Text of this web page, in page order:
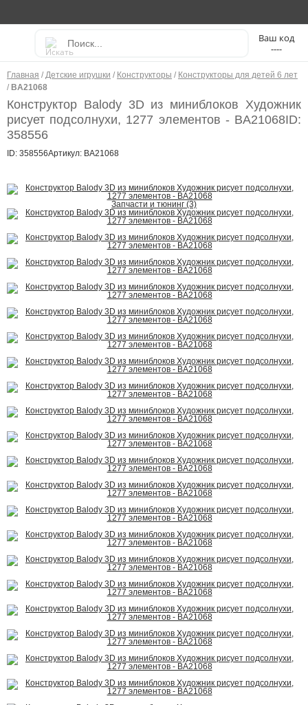
----
Главная / Детские игрушки / Конструкторы / Конструкторы для детей 6 лет
/ BA21068
Конструктор Balody 3D из миниблоков Художник
рисует подсолнухи, 1277 элементов - BA21068ID:
358556
ID: 358556Артикул: BA21068
Запчасти и тюнинг (3)